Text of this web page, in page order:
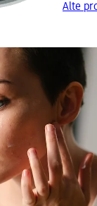
Alte